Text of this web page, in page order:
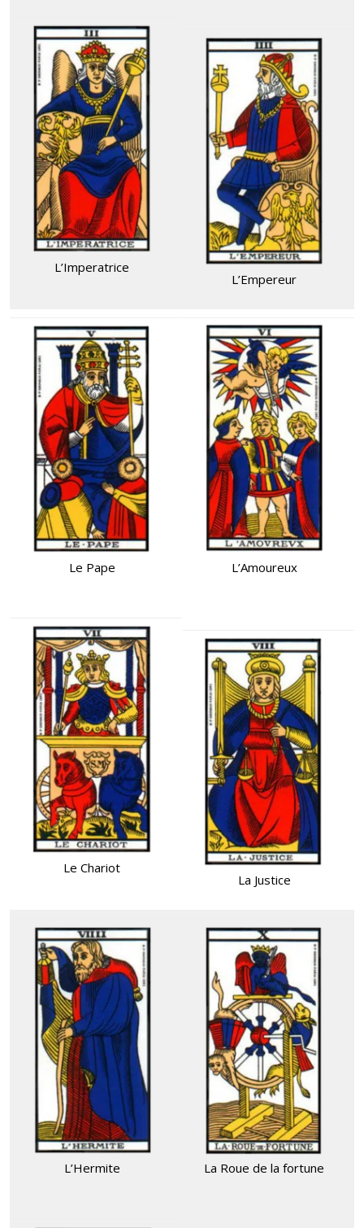
L’Imperatrice
L’Empereur
Le Pape L’Amoureux
Le Chariot
La Justice
L’Hermite La Roue de la fortune